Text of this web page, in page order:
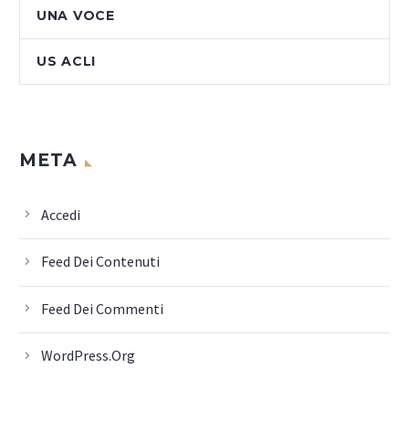
UNA VOCE
US ACLI
META
Accedi
Feed Dei Contenuti
Feed Dei Commenti
WordPress.org